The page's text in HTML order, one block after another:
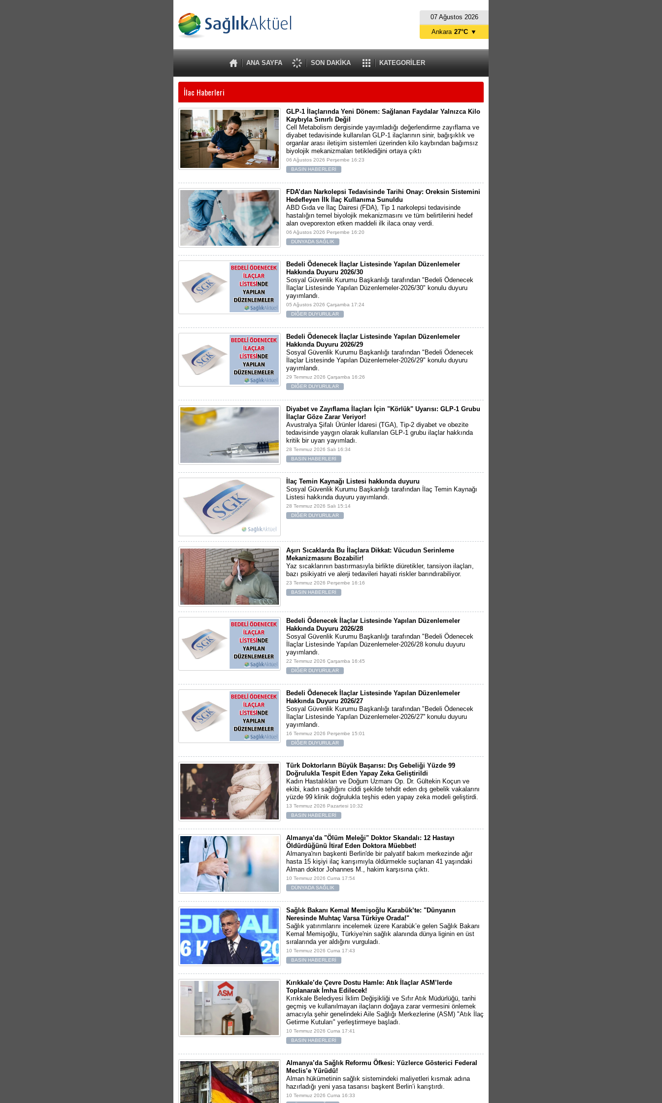
07 Ağustos 2026
ANA SAYFA SON DAKİKA KATEGORİLER
Ankara 27°C ▼
İlac Haberleri
GLP-1 İlaçlarında Yeni Dönem: Sağlanan Faydalar Yalnızca Kilo
Kaybıyla Sınırlı Değil
Cell Metabolism dergisinde yayımladığı değerlendirme zayıflama ve
diyabet tedavisinde kullanılan GLP-1 ilaçlarının sinir, bağışıklık ve
organlar arası iletişim sistemleri üzerinden kilo kaybından bağımsız
biyolojik mekanizmaları tetiklediğini ortaya çıktı
06 Ağustos 2026 Perşembe 16:23
BASIN HABERLERİ
FDA’dan Narkolepsi Tedavisinde Tarihi Onay: Oreksin Sistemini
Hedefleyen İlk İlaç Kullanıma Sunuldu
ABD Gıda ve İlaç Dairesi (FDA), Tip 1 narkolepsi tedavisinde
hastalığın temel biyolojik mekanizmasını ve tüm belirtilerini hedef
alan oveporexton etken maddeli ilk ilaca onay verdi.
06 Ağustos 2026 Perşembe 16:20
DÜNYADA SAĞLIK
Bedeli Ödenecek İlaçlar Listesinde Yapılan Düzenlemeler
Hakkında Duyuru 2026/30
Sosyal Güvenlik Kurumu Başkanlığı tarafından "Bedeli Ödenecek
İlaçlar Listesinde Yapılan Düzenlemeler-2026/30" konulu duyuru
yayımlandı.
05 Ağustos 2026 Çarşamba 17:24
DİĞER DUYURULAR
Bedeli Ödenecek İlaçlar Listesinde Yapılan Düzenlemeler
Hakkında Duyuru 2026/29
Sosyal Güvenlik Kurumu Başkanlığı tarafından "Bedeli Ödenecek
İlaçlar Listesinde Yapılan Düzenlemeler-2026/29" konulu duyuru
yayımlandı.
29 Temmuz 2026 Çarşamba 16:26
DİĞER DUYURULAR
Diyabet ve Zayıflama İlaçları İçin "Körlük" Uyarısı: GLP-1 Grubu
İlaçlar Göze Zarar Veriyor!
Avustralya Şifalı Ürünler İdaresi (TGA), Tip-2 diyabet ve obezite
tedavisinde yaygın olarak kullanılan GLP-1 grubu ilaçlar hakkında
kritik bir uyarı yayımladı.
28 Temmuz 2026 Salı 16:34
BASIN HABERLERİ
İlaç Temin Kaynağı Listesi hakkında duyuru
Sosyal Güvenlik Kurumu Başkanlığı tarafından İlaç Temin Kaynağı
Listesi hakkında duyuru yayımlandı.
28 Temmuz 2026 Salı 15:14
DİĞER DUYURULAR
Aşırı Sıcaklarda Bu İlaçlara Dikkat: Vücudun Serinleme
Mekanizmasını Bozabilir!
Yaz sıcaklarının bastırmasıyla birlikte diüretikler, tansiyon ilaçları,
bazı psikiyatri ve alerji tedavileri hayati riskler barındırabiliyor.
23 Temmuz 2026 Perşembe 16:16
BASIN HABERLERİ
Bedeli Ödenecek İlaçlar Listesinde Yapılan Düzenlemeler
Hakkında Duyuru 2026/28
Sosyal Güvenlik Kurumu Başkanlığı tarafından "Bedeli Ödenecek
İlaçlar Listesinde Yapılan Düzenlemeler-2026/28 konulu duyuru
yayımlandı.
22 Temmuz 2026 Çarşamba 16:45
DİĞER DUYURULAR
Bedeli Ödenecek İlaçlar Listesinde Yapılan Düzenlemeler
Hakkında Duyuru 2026/27
Sosyal Güvenlik Kurumu Başkanlığı tarafından "Bedeli Ödenecek
İlaçlar Listesinde Yapılan Düzenlemeler-2026/27'' konulu duyuru
yayımlandı.
16 Temmuz 2026 Perşembe 15:01
DİĞER DUYURULAR
Türk Doktorların Büyük Başarısı: Dış Gebeliği Yüzde 99
Doğrulukla Tespit Eden Yapay Zeka Geliştirildi
Kadın Hastalıkları ve Doğum Uzmanı Op. Dr. Gültekin Koçun ve
ekibi, kadın sağlığını ciddi şekilde tehdit eden dış gebelik vakalarını
yüzde 99 klinik doğrulukla teşhis eden yapay zeka modeli geliştirdi.
13 Temmuz 2026 Pazartesi 10:32
BASIN HABERLERİ
Almanya’da "Ölüm Meleği" Doktor Skandalı: 12 Hastayı
Öldürdüğünü İtiraf Eden Doktora Müebbet!
Almanya'nın başkenti Berlin'de bir palyatif bakım merkezinde ağır
hasta 15 kişiyi ilaç karışımıyla öldürmekle suçlanan 41 yaşındaki
Alman doktor Johannes M., hakim karşısına çıktı.
10 Temmuz 2026 Cuma 17:54
DÜNYADA SAĞLIK
Sağlık Bakanı Kemal Memişoğlu Karabük’te: "Dünyanın
Neresinde Muhtaç Varsa Türkiye Orada!"
Sağlık yatırımlarını incelemek üzere Karabük’e gelen Sağlık Bakanı
Kemal Memişoğlu, Türkiye'nin sağlık alanında dünya liginin en üst
sıralarında yer aldığını vurguladı.
10 Temmuz 2026 Cuma 17:43
BASIN HABERLERİ
Kırıkkale’de Çevre Dostu Hamle: Atık İlaçlar ASM’lerde
Toplanarak İmha Edilecek!
Kırıkkale Belediyesi İklim Değişikliği ve Sıfır Atık Müdürlüğü, tarihi
geçmiş ve kullanılmayan ilaçların doğaya zarar vermesini önlemek
amacıyla şehir genelindeki Aile Sağlığı Merkezlerine (ASM) "Atık İlaç
Getirme Kutuları" yerleştirmeye başladı.
10 Temmuz 2026 Cuma 17:41
BASIN HABERLERİ
Almanya’da Sağlık Reformu Öfkesi: Yüzlerce Gösterici Federal
Meclis’e Yürüdü!
Alman hükümetinin sağlık sistemindeki maliyetleri kısmak adına
hazırladığı yeni yasa tasarısı başkent Berlin’i karıştırdı.
10 Temmuz 2026 Cuma 16:33